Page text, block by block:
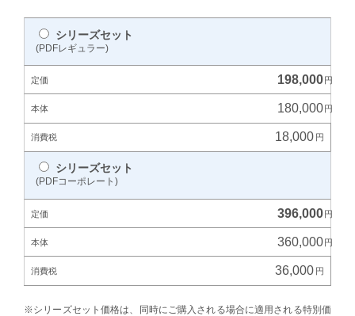
シリーズセット
(PDFレギュラー)
198,000
180,000
18,000
シリーズセット
(PDFコーポレート)
396,000
360,000
36,000
※シリーズセット価格は、同時にご購入される場合に適用される特別価